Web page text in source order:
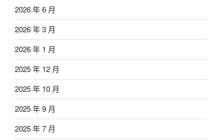
2026 年 6 月
2026 年 3 月
2026 年 1 月
2025 年 12 月
2025 年 10 月
2025 年 9 月
2025 年 7 月